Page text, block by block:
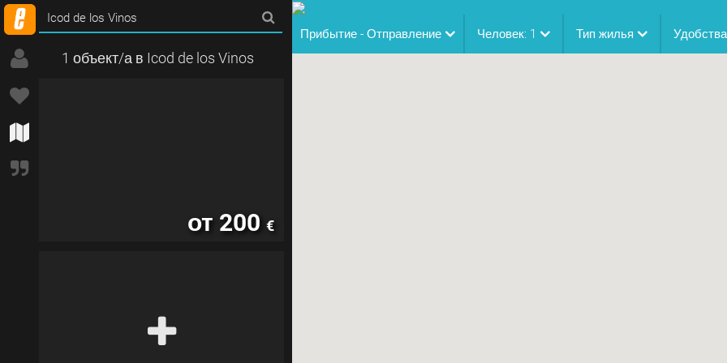
Прибытие - Отправление Человек: 1 Тип жилья Удобства
1 объект/а в Icod de los Vinos
от 200 €